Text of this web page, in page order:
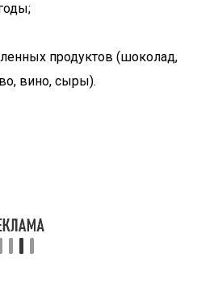
продуктов (шоколад,
вино, сыры).